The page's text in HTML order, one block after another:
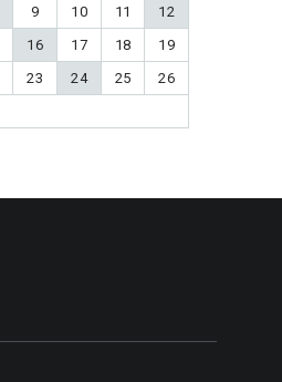
9 10 11
12
16 17 18
19
23 24 25
26